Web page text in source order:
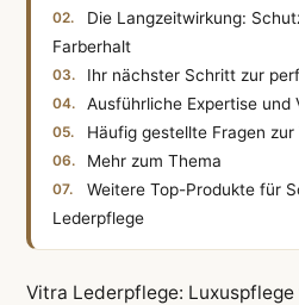
Die Langzeitwirkung:
Farberhalt
Ihr nächster Schritt zur
Ausführliche Expertise und
Häufig gestellte Fragen
Mehr zum Thema
Weitere Top-Produkte für
Lederpflege
Vitra Lederpflege: